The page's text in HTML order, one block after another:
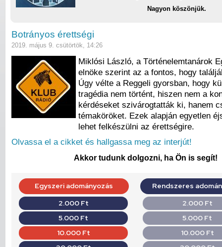
Nagyon köszönjük.
Botrányos érettségi
2019. május 9. csütörtök, 14:26
Miklósi László, a Történelemtanárok
elnöke szerint az a fontos, hogy
Úgy vélte a Reggeli gyorsban, hogy
tragédia nem történt, hiszen nem a
kérdéseket szivárogtatták ki, hanem
témaköröket. Ezek alapján egyetlen
lehet felkészülni az érettségire.
Olvassa el a cikket és hallgassa meg az interjút!
Akkor tudunk dolgozni, ha Ön is segít!